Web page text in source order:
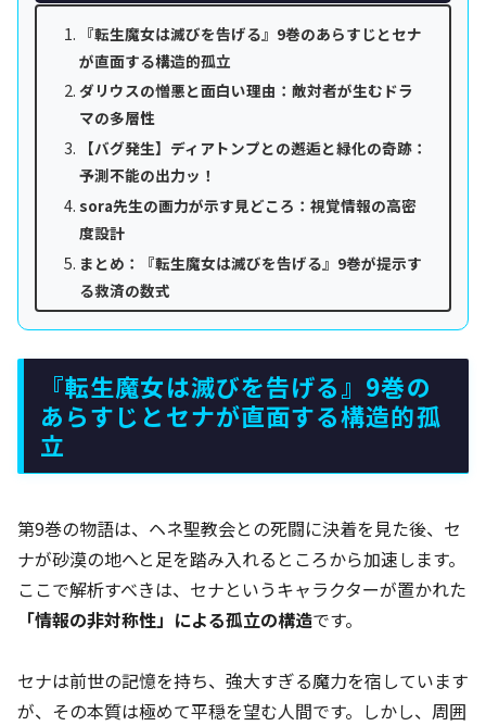
『転生魔女は滅びを告げる』9巻のあらすじとセナ
が直面する構造的孤立
ダリウスの憎悪と面白い理由：敵対者が生むドラ
マの多層性
【バグ発生】ディアトンプとの邂逅と緑化の奇跡：
予測不能の出力ッ！
sora先生の画力が示す見どころ：視覚情報の高密
度設計
まとめ：『転生魔女は滅びを告げる』9巻が提示す
る救済の数式
『転生魔女は滅びを告げる』9巻の
あらすじとセナが直面する構造的孤
立
第9巻の物語は、ヘネ聖教会との死闘に決着を見た後、セ
ナが砂漠の地へと足を踏み入れるところから加速します。
ここで解析すべきは、セナというキャラクターが置かれた
「情報の非対称性」による孤立の構造です。
セナは前世の記憶を持ち、強大すぎる魔力を宿しています
が、その本質は極めて平穏を望む人間です。しかし、周囲